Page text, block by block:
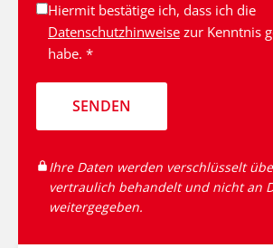
Hiermit bestätige ich, dass ich die
Datenschutzhinweise zur Kenntnis
habe. *
SENDEN
Ihre Daten werden verschlüsselt
vertraulich behandelt und nicht an
weitergegeben.